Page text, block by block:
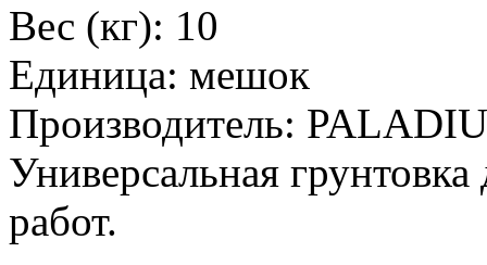
Вес (кг): 10
Единица: мешок
Производитель:
Универсальная
работ.